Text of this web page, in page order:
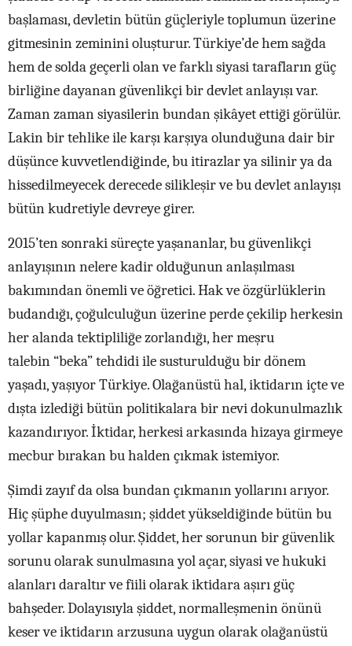
başlaması, devletin bütün güçleriyle toplumun üzerine
gitmesinin zeminini oluşturur. Türkiye’de hem sağda
hem de solda geçerli olan ve farklı siyasi tarafların güç
birliğine dayanan güvenlikçi bir devlet anlayışı var.
Zaman zaman siyasilerin bundan şikâyet ettiği görülür.
Lakin bir tehlike ile karşı karşıya olunduğuna dair bir
düşünce kuvvetlendiğinde, bu itirazlar ya silinir ya da
hissedilmeyecek derecede silikleşir ve bu devlet anlayışı
bütün kudretiyle devreye girer.
2015’ten sonraki süreçte yaşananlar, bu güvenlikçi
anlayışının nelere kadir olduğunun anlaşılması
bakımından önemli ve öğretici. Hak ve özgürlüklerin
budandığı, çoğulculuğun üzerine perde çekilip herkesin
her alanda tektipliliğe zorlandığı, her meşru
talebin “beka” tehdidi ile susturulduğu bir dönem
yaşadı, yaşıyor Türkiye. Olağanüstü hal, iktidarın içte ve
dışta izlediği bütün politikalara bir nevi dokunulmazlık
kazandırıyor. İktidar, herkesi arkasında hizaya girmeye
mecbur bırakan bu halden çıkmak istemiyor.
Şimdi zayıf da olsa bundan çıkmanın yollarını arıyor.
Hiç şüphe duyulmasın; şiddet yükseldiğinde bütün bu
yollar kapanmış olur. Şiddet, her sorunun bir güvenlik
sorunu olarak sunulmasına yol açar, siyasi ve hukuki
alanları daraltır ve fiili olarak iktidara aşırı güç
bahşeder. Dolayısıyla şiddet, normalleşmenin önünü
keser ve iktidarın arzusuna uygun olarak olağanüstü